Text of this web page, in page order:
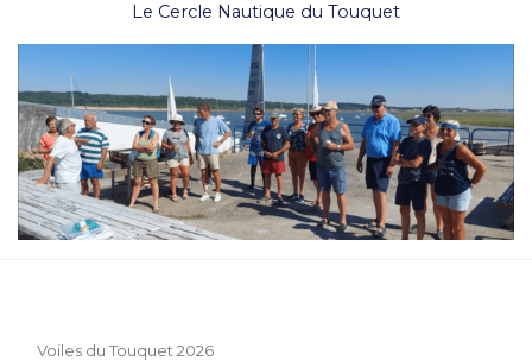
Le Cercle Nautique du Touquet
Voiles du Touquet 2026